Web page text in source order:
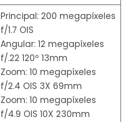
Principal: 200 megapíxeles
f/1.7 OIS
Angular: 12 megapíxeles
f/.22 120º 13mm
Zoom: 10 megapíxeles
f/2.4 OIS 3X 69mm
Zoom: 10 megapíxeles
f/4.9 OIS 10X 230mm